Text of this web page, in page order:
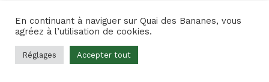
À
270,00€
En continuant à naviguer sur Quai des Bananes, vous
agréez à l’utilisation de cookies.
Réglages Accepter tout